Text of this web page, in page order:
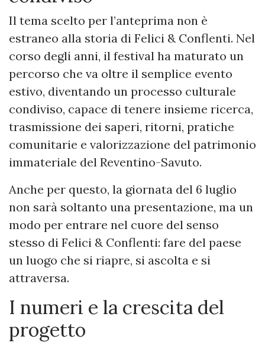
Il tema scelto per l’anteprima non è
estraneo alla storia di Felici & Conflenti. Nel
corso degli anni, il festival ha maturato un
percorso che va oltre il semplice evento
estivo, diventando un processo culturale
condiviso, capace di tenere insieme ricerca,
trasmissione dei saperi, ritorni, pratiche
comunitarie e valorizzazione del patrimonio
immateriale del Reventino-Savuto.
Anche per questo, la giornata del 6 luglio
non sarà soltanto una presentazione, ma un
modo per entrare nel cuore del senso
stesso di Felici & Conflenti: fare del paese
un luogo che si riapre, si ascolta e si
attraversa.
I numeri e la crescita del
progetto